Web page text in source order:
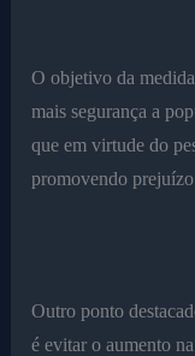
O objetivo da
mais segurança a
que em virtude do
promovendo
Outro ponto
é evitar o aumento